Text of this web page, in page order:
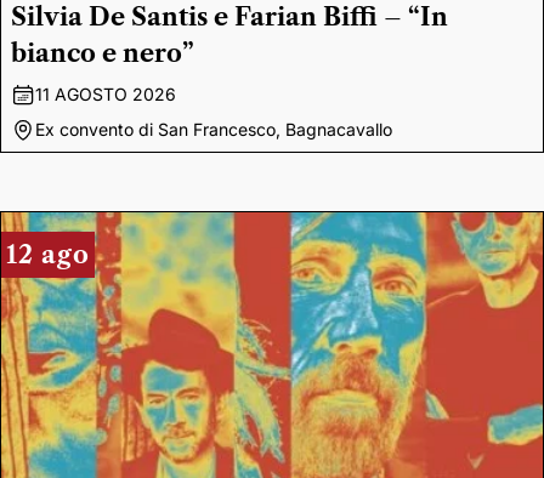
Silvia De Santis e Farian Biffi – “In
bianco e nero”
11 AGOSTO 2026
Ex convento di San Francesco, Bagnacavallo
12 ago